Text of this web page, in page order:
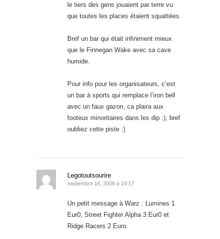
le tiers des gens jouaient par terre vu
que toutes les places étaient squattées.
Bref un bar qui était infiniment mieux
que le Finnegan Wake avec sa cave
humide.
Pour info pour les organisateurs, c’est
un bar à sports qui remplace l’iron bell
avec un faux gazon, ca plaira aux
footeux minoritaires dans les dip :), bref
oubliez cette piste :)
Legotoutsourire
septembre 16, 2008 à 14:17
Un petit message à Warz : Lumines 1
Eur0, Street Fighter Alpha 3 Eur0 et
Ridge Racers 2 Euro.